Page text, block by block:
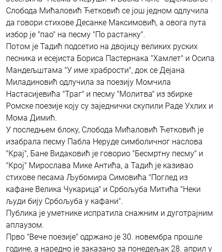
Слобода Мићаловић Ћетковић се још једном одлучила
да говори стихове Десанке Максимовић, а овога пута
избор је "пао" на песму "По растанку".
Потом је Тадић подсетио на двојицу великих руских
песника и есејиста Бориса Пастернака "Хамлет" и Осипа
Мандељштама "У име храбрости", док се Дејана
Миладиновић одлучила за поезију Момчила
Настасијевића "Траг" и песму "Молитва" из збирке
Ромске поезије коју су заједнички скупили Раде Ухлих и
Мома Димић.
У последњем блоку, Слобода Мићаловић Ћетковић је
изабрала песму Пабла Неруде симболичног наслова
"Крај", Бане Видаковић је говорио "Бесмртну песму" и
"Крој" Мирослава Мике Антића, а Тадић је казивао
стихове песама Љубомира Симовића "Поглед из
кафане Велика Чукарица" и Србољуба Митића "Неки
људи бију Србољуба у кафани".
Публика је уметнике испратила снажним и дуготрајним
аплаузом.
Прво "Вече поезије" одржано је 30. новембра прошле
године, a наредно је заказано за понедељак 28. април у